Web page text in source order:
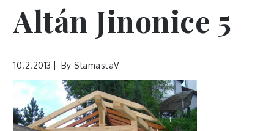
Altán Jinonice 5
10.2.2013 By SlamastaV